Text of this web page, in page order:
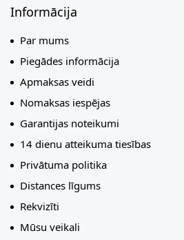
Informācija
Par mums
Piegādes informācija
Apmaksas veidi
Nomaksas iespējas
Garantijas noteikumi
14 dienu atteikuma tiesības
Privātuma politika
Distances līgums
Rekvizīti
Mūsu veikali